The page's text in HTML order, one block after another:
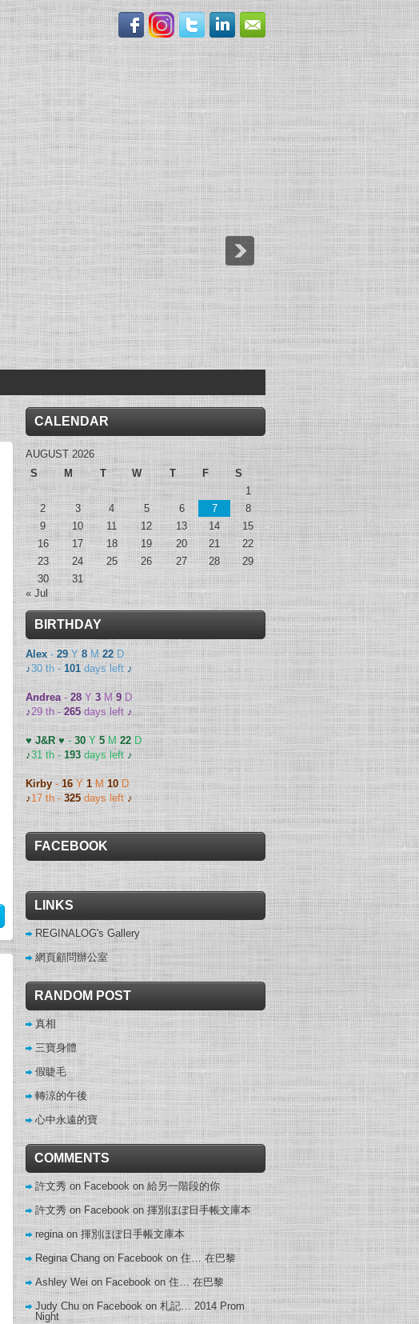
CALENDAR
AUGUST 2026
S
M T W T F
S
1
2
3 4 5 6 7
8
9
10 11 12 13 14
15
16
17 18 19 20 21
22
23
24 25 26 27 28
29
30
31
« Jul
BIRTHDAY
Alex-29Y 8M22D
♪30 th -101days left ♪
Andrea-28Y3M9D
♪29 th -265days left♪
♥ J&R ♥-30Y5M22D
♪31 th -193days left ♪
Kirby-16Y1M10D
♪17 th -325days left♪
FACEBOOK
LINKS
REGINALOG's Gallery
網頁顧問辦公室
RANDOM POST
真相
三寶身體
假睫毛
轉涼的午後
心中永遠的寶
COMMENTS
許文秀 on Facebookon給另一階段的你
許文秀 on Facebookon揮別ほぼ日手帳文庫本
reginaon揮別ほぼ日手帳文庫本
Regina Chang on Facebookon住… 在巴黎
Ashley Wei on Facebookon住… 在巴黎
Judy Chu on Facebookon札記… 2014 Prom
Night